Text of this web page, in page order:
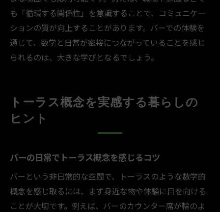
も「循環する関係性」を意識することで、コミュニケー
ションの質が向上することがあります。バーでの体験を
通じて、数学と日常が密接につながっていることを感じ
られるのは、大きな学びとなるでしょう。
トーラス概念を実感する暮らしの
ヒント
バーの日常でトーラス概念を感じるコツ
バーという非日常的な空間で、トーラスのような数学的
概念を感じ取るには、まず身近な物や体験に目を向ける
ことが大切です。例えば、バーのカウンター席が輪のよ